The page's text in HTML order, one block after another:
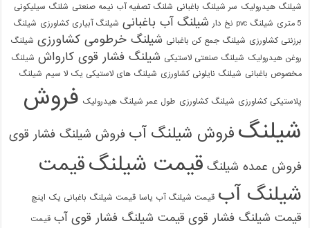
شیلنگ هیدرولیک سر شیلنگ باغبانی شلنگ تصفیه آب نیمه صنعتی شلنگ سیلیکونی
5 متری
شیلنگ pvc نخ دار شیلنگ آب باغبانی شیلنگ آبیاری کشاورزی شیلنگ
برزنتی کشاورزی شیلنگ جمع کن باغبانی شیلنگ خرطومی کشاورزی شیلنگ
روغن هیدرولیک شیلنگ صنعتی لاستیکی شیلنگ فشار قوی کارواش شیلنگ
مخصوص باغبانی شیلنگ نایلونی کشاورزی شیلنگ های لاستیکی یک لا سیم شیلنگ
پلاستیکی کشاورزی شیلنگ کشاورزی طول عمر شیلنگ هیدرولیک فروش
شیلنگ فروش شیلنگ آب فروش شیلنگ فشار قوی
فروش عمده شیلنگ قیمت شیلنگقیمت
شیلنگ آب قیمت شیلنگ آب یاسا قیمت شیلنگ باغبانی یک اینچ
قیمت شیلنگ فشار قوی قیمت شیلنگ فشار قوی آب قیمت